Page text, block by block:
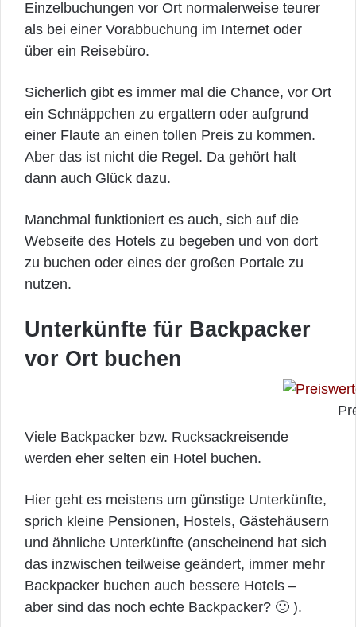
Einzelbuchungen vor Ort normalerweise teurer
als bei einer Vorabbuchung im Internet oder
über ein Reisebüro.
Sicherlich gibt es immer mal die Chance, vor Ort
ein Schnäppchen zu ergattern oder aufgrund
einer Flaute an einen tollen Preis zu kommen.
Aber das ist nicht die Regel. Da gehört halt
dann auch Glück dazu.
Manchmal funktioniert es auch, sich auf die
Webseite des Hotels zu begeben und von dort
zu buchen oder eines der großen Portale zu
nutzen.
Unterkünfte für Backpacker
vor Ort buchen
Viele Backpacker bzw. Rucksackreisende
werden eher selten ein Hotel buchen.
Hier geht es meistens um günstige Unterkünfte,
sprich kleine Pensionen, Hostels, Gästehäusern
und ähnliche Unterkünfte (anscheinend hat sich
das inzwischen teilweise geändert, immer mehr
Backpacker buchen auch bessere Hotels –
aber sind das noch echte Backpacker? 🙂 ).